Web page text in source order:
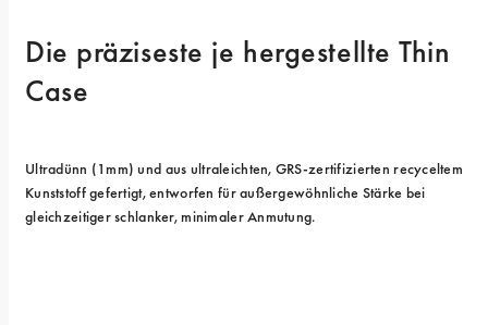
Die präziseste je hergestellte Thin
Case
Ultradünn (1mm) und aus ultraleichten, GRS-zertifizierten recyceltem
Kunststoff gefertigt, entworfen für außergewöhnliche Stärke bei
gleichzeitiger schlanker, minimaler Anmutung.